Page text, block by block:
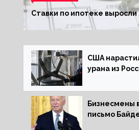
Ставки по ипотеке выросли
США
урана из
Бизнесмены
письмо